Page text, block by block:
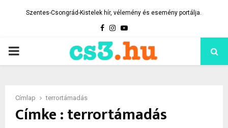
Szentes-Csongrád-Kistelek hír, vélemény és esemény portálja.
Facebook
Instagram
Youtube
PRIMARY
Címlap terrortámadás
Címke : terrortámadás